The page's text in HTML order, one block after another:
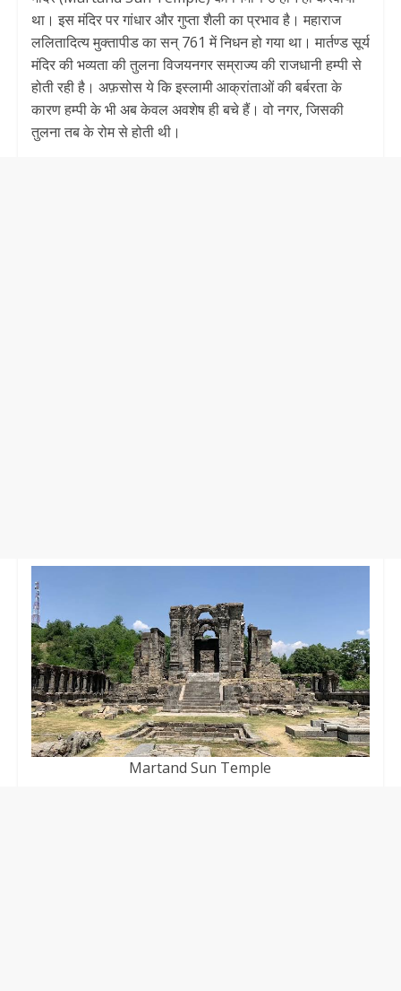
था। इस मंदिर पर गांधार और गुप्ता शैली का प्रभाव है। महाराज
ललितादित्य मुक्तापीड का सन् 761 में निधन हो गया था। मार्तण्ड सूर्य
मंदिर की भव्यता की तुलना विजयनगर सम्राज्य की राजधानी हम्पी से
होती रही है। अफ़सोस ये कि इस्लामी आक्रांताओं की बर्बरता के
कारण हम्पी के भी अब केवल अवशेष ही बचे हैं। वो नगर, जिसकी
तुलना तब के रोम से होती थी।
Martand Sun Temple